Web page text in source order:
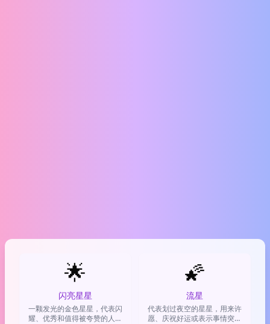
🌟
闪亮星星
一颗发光的金色星星，代表闪
耀、优秀和值得被夸赞的人或
🌠
流星
代表划过夜空的星星，用来许
愿、庆祝好运或表示事情突然